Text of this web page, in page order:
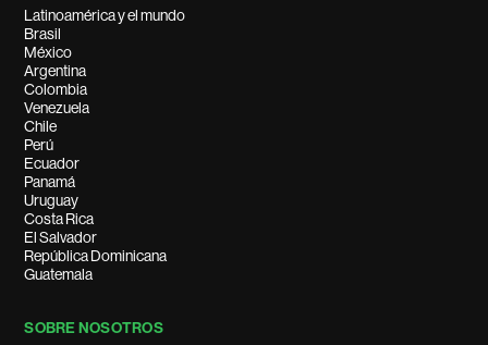
Latinoamérica y el mundo
Brasil
México
Argentina
Colombia
Venezuela
Chile
Perú
Ecuador
Panamá
Uruguay
Costa Rica
El Salvador
República Dominicana
Guatemala
SOBRE NOSOTROS